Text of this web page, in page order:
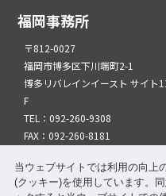
当ウェブサイトでは利用の向上
(クッキー)を使用しています。
福岡事務所
〒812-0027
福岡市博多区下川端町2-1
博多リバレインイースト サイト
F
TEL：092-260-9308
FAX：092-260-8181